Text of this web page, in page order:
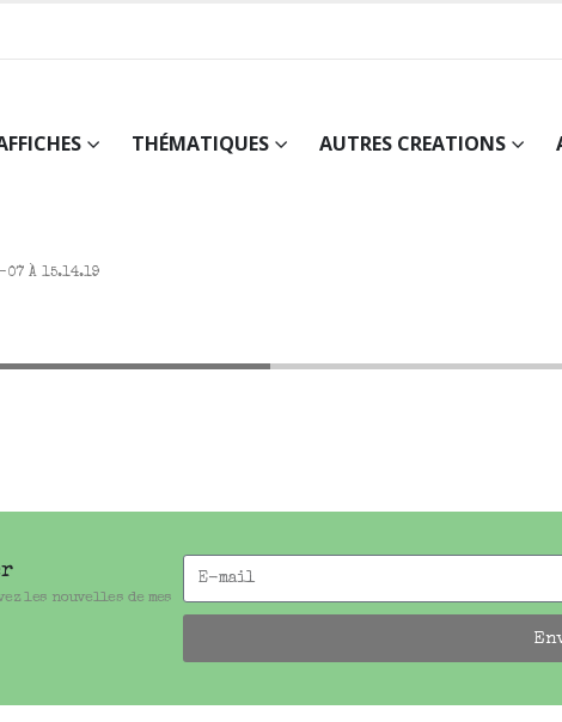
THÉMATIQUES AUTRES CREATIONS
07 À 15.14.19
les nouvelles de mes